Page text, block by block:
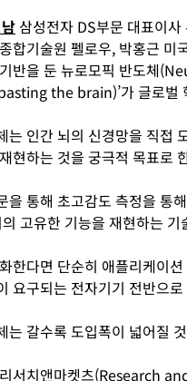
삼성전자 DS부문 대표이사
합기술원 펠로우, 박홍근 미
반을 둔 뉴로모픽 반도체
the brain)’가 글로벌
는 인간 뇌의 신경망을 직접
현하는 것을 궁극적 목표로
을 통해 초고감도 측정을 통
고유한 기능을 재현하는 기
한다면 단순히 애플리케이
요구되는 전자기기 전반으
는 갈수록 도입폭이 넓어질
서치앤마켓츠(Research